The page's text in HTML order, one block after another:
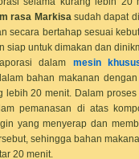
rasa Markisa sudah dapat
secara bertahap sesuai
siap untuk dimakan dan
dalam mesin
bahan makanan
lebih 20 menit. Dalam
pemanasan di atas
yang menyerap dan
sehingga bahan
20 menit.